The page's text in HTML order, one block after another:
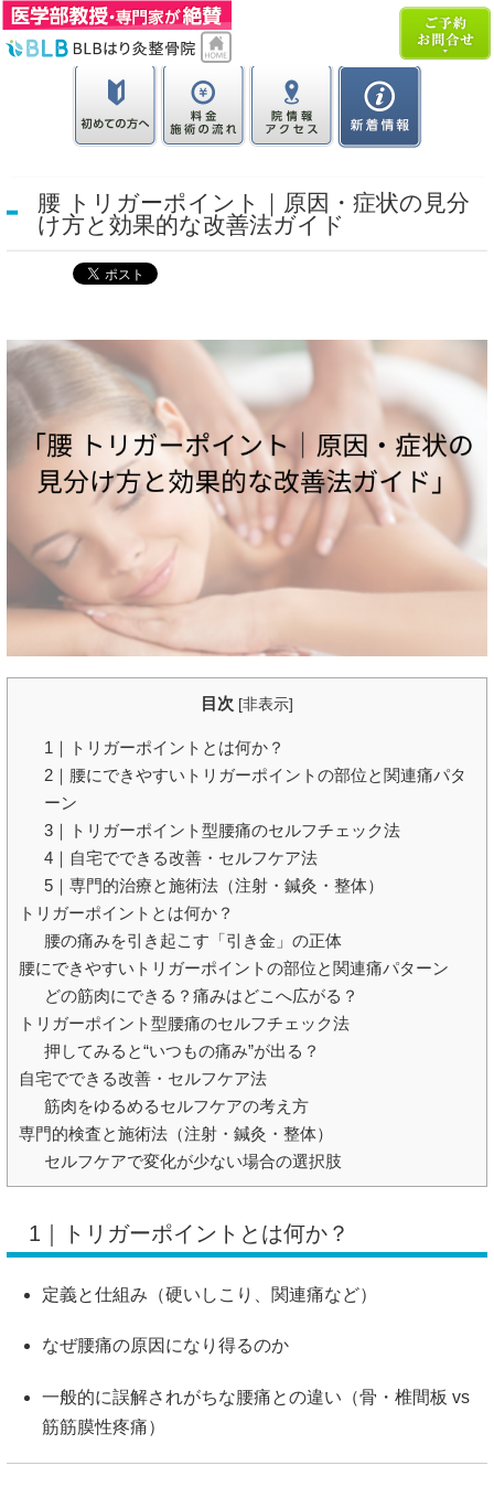
腰 トリガーポイント｜原因・症状の見分
け方と効果的な改善法ガイド
目次 [非表示]
1｜トリガーポイントとは何か？
2｜腰にできやすいトリガーポイントの部位と関連痛パタ
ーン
3｜トリガーポイント型腰痛のセルフチェック法
4｜自宅でできる改善・セルフケア法
5｜専門的治療と施術法（注射・鍼灸・整体）
トリガーポイントとは何か？
腰の痛みを引き起こす「引き金」の正体
腰にできやすいトリガーポイントの部位と関連痛パターン
どの筋肉にできる？痛みはどこへ広がる？
トリガーポイント型腰痛のセルフチェック法
押してみると“いつもの痛み”が出る？
自宅でできる改善・セルフケア法
筋肉をゆるめるセルフケアの考え方
専門的検査と施術法（注射・鍼灸・整体）
セルフケアで変化が少ない場合の選択肢
1｜トリガーポイントとは何か？
定義と仕組み（硬いしこり、関連痛など）
なぜ腰痛の原因になり得るのか
一般的に誤解されがちな腰痛との違い（骨・椎間板 vs
筋筋膜性疼痛）